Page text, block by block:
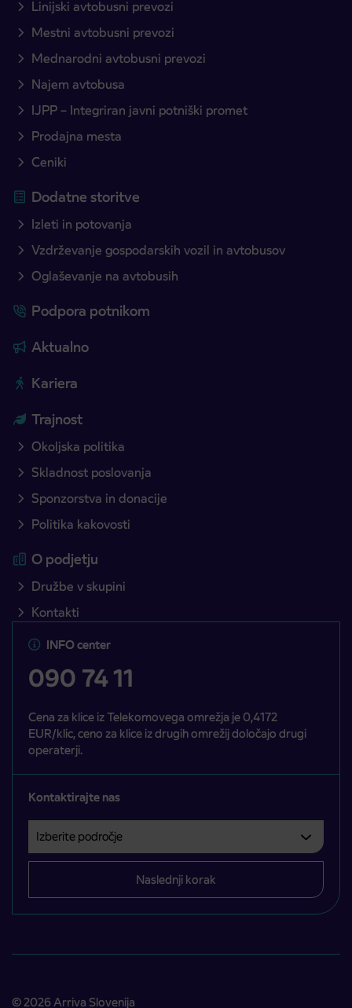
Linijski avtobusni prevozi
Mestni avtobusni prevozi
Mednarodni avtobusni prevozi
Najem avtobusa
IJPP – Integriran javni potniški promet
Prodajna mesta
Ceniki
Dodatne storitve
Izleti in potovanja
Vzdrževanje gospodarskih vozil in avtobusov
Oglaševanje na avtobusih
Podpora potnikom
Aktualno
Kariera
Trajnost
Okoljska politika
Skladnost poslovanja
Sponzorstva in donacije
Politika kakovosti
O podjetju
Družbe v skupini
Kontakti
INFO center
090 74 11
Cena za klice iz Telekomovega omrežja je 0,4172
EUR/klic, ceno za klice iz drugih omrežij določajo drugi
operaterji.
Kontaktirajte nas
Izberite področje
Področje je obvezno izbrati.
Naslednji korak
© 2026 Arriva Slovenija